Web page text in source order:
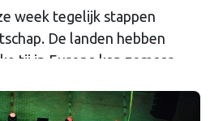
week tegelijk stappen
De landen hebben
tij in Europa kan zomaar